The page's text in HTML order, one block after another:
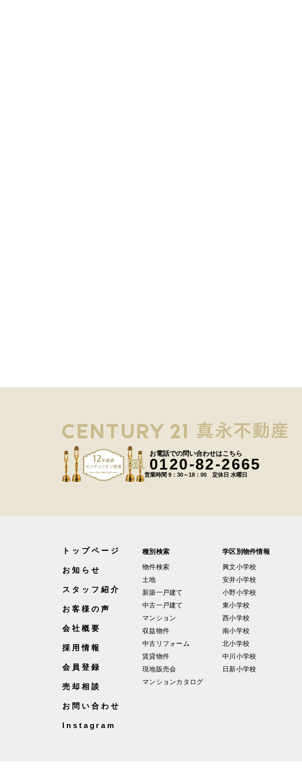
お電話での問い合わせはこちら
0120-82-2665
営業時間 9：30～18：00 定休日 水曜日
トップページ
お知らせ
スタッフ紹介
お客様の声
会社概要
採用情報
会員登録
売却相談
お問い合わせ
Instagram
種別検索
物件検索
土地
新築一戸建て
中古一戸建て
マンション
収益物件
中古リフォーム
賃貸物件
現地販売会
マンションカタログ
学区別物件情報
興文小学校
安井小学校
小野小学校
東小学校
西小学校
南小学校
北小学校
中川小学校
日新小学校